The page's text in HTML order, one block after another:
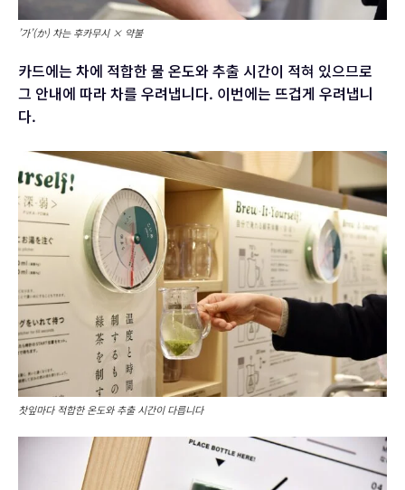
’가’(か) 차는 후카무시 × 약불
카드에는 차에 적합한 물 온도와 추출 시간이 적혀 있으므로
그 안내에 따라 차를 우려냅니다. 이번에는 뜨겁게 우려냅니
다.
찻잎마다 적합한 온도와 추출 시간이 다릅니다